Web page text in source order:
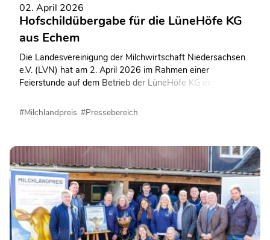
02. April 2026
Hofschildübergabe für die LüneHöfe KG
aus Echem
Die Landesvereinigung der Milchwirtschaft Niedersachsen
e.V. (LVN) hat am 2. April 2026 im Rahmen einer
Feierstunde auf dem Betrieb der LüneHöfe KG ein
#Milchlandpreis #Pressebereich